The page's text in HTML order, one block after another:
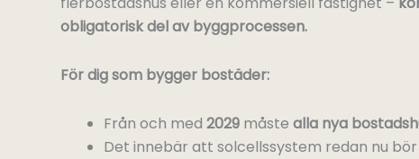
obligatorisk del av byggprocessen.
För dig som bygger bostäder:
Från och med 2029 måste alla nya
Det innebär att solcellssystem redan nu